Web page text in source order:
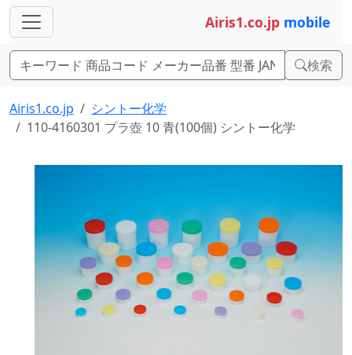
Airis1.co.jp mobile
検索
Airis1.co.jp
シントー化学
110-4160301 プラ壺 10 青(100個) シントー化学